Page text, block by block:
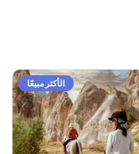
الأكثر مبيعًا